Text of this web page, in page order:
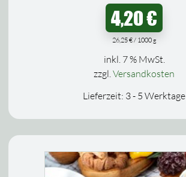
4,20€
26,25€/ 1000g
inkl. 7 % MwSt.
zzgl.Versandkosten
Lieferzeit: 3 - 5 Werktage